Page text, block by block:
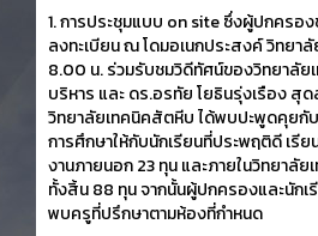
1. การประชุมแบบ on site ซึ่งผู้ปกครอ
ลงทะเบียน ณ โดมอเนกประสงค์ วิทยา
8.00 น. ร่วมรับชมวิดีทัศน์ของวิทยาลัย
บริหาร และ ดร.อรทัย โยธินรุ่งเรือง สุ
วิทยาลัยเทคนิคสัตหีบ ได้พบปะพูดคุยกั
การศึกษาให้กับนักเรียนที่ประพฤติดี เรี
งานภายนอก 23 ทุน และภายในวิทยาลั
ทั้งสิ้น 88 ทุน จากนั้นผู้ปกครองและนักเ
พบครูที่ปรึกษาตามห้องที่กำหนด